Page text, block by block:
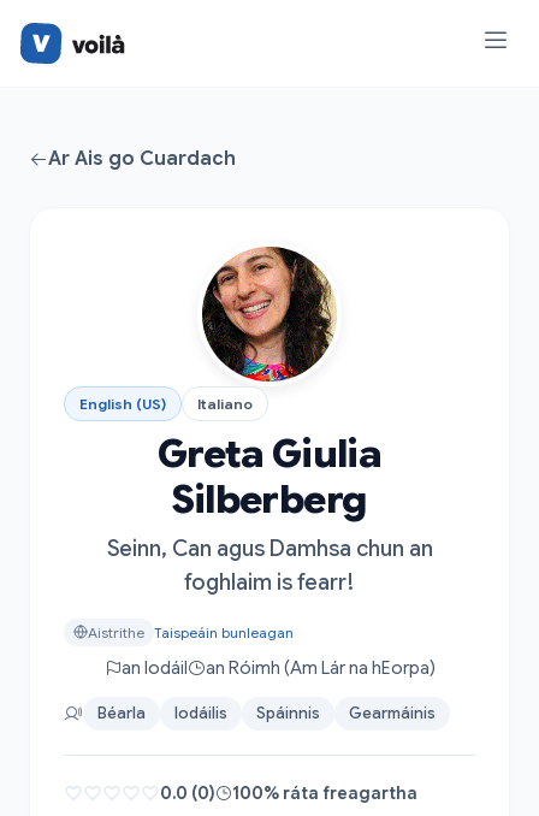
Ar Ais go Cuardach
English (US) Italiano
Greta Giulia
Silberberg
Seinn, Can agus Damhsa chun an
foghlaim is fearr!
Aistrithe Taispeáin bunleagan
an Iodáil an Róimh (Am Lár na hEorpa)
Béarla Iodáilis Spáinnis Gearmáinis
0.0 (0) 100% ráta freagartha